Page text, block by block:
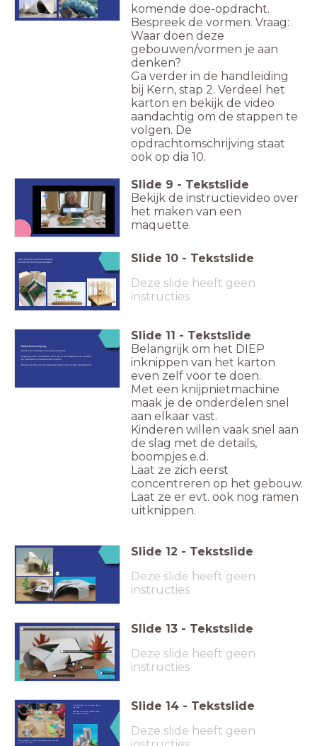
komende doe-opdracht.
Bespreek de vormen. Vraag:
Waar doen deze
gebouwen/vormen je aan
denken?
Ga verder in de handleiding
bij Kern, stap 2. Verdeel het
karton en bekijk de video
aandachtig om de stappen te
volgen. De
opdrachtomschrijving staat
ook op dia 10.
Slide 9 - Tekstslide
Bekijk de instructievideo over
het maken van een
maquette.
Verschillende manieren waarop
architecten boompjes bouwen:
Slide 10 - Tekstslide
Deze slide heeft geen
instructies
Maak een ontwerp en bouw je maquette.
Experimenteer met karton door het in te knippen en te vouwen.
Zo ontstaan er verrassende vormen.
Maak een foto van je maquette tegen een rustige achtergrond.
Opdrachtomschrijving
Slide 11 - Tekstslide
Belangrijk om het DIEP
inknippen van het karton
even zelf voor te doen.
Met een knijpnietmachine
maak je de onderdelen snel
aan elkaar vast.
Kinderen willen vaak snel aan
de slag met de details,
boompjes e.d.
Laat ze zich eerst
concentreren op het gebouw.
Laat ze er evt. ook nog ramen
uitknippen.
Slide 12 - Tekstslide
Deze slide heeft geen
instructies
Knip het karton op verschillende plekken DIEP in. Vouw, buig en draai het karton. Probeer uit! Ben je tevreden, niet het dan aan elkaar.
dun karton of stevig papier A4 of kleiner. 1 vel per leerling!
Prikkers
Dikker karton
Gekleurd papier
Stevig papier A4
Slide 13 - Tekstslide
Deze slide heeft geen
instructies
Als het gebouw af is, maak je de omgeving: bomen, een pad,
grasveld, vijver of plein.
Gebruik plakband, een nietmachine, lijm en
een schaar.
Maak een foto van het resultaat tegen
een rustige achtergrond.
Slide 14 - Tekstslide
Deze slide heeft geen